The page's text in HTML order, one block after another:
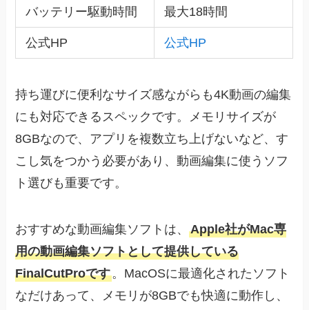
バッテリー駆動時間 最大18時間
公式HP 公式HP
持ち運びに便利なサイズ感ながらも4K動画の編集
にも対応できるスペックです。メモリサイズが
8GBなので、アプリを複数立ち上げないなど、す
こし気をつかう必要があり、動画編集に使うソフ
ト選びも重要です。
おすすめな動画編集ソフトは、Apple社がMac専
用の動画編集ソフトとして提供している
FinalCutProです。MacOSに最適化されたソフト
なだけあって、メモリが8GBでも快適に動作し、